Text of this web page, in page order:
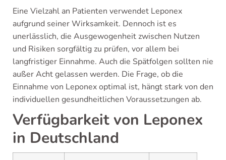
Eine Vielzahl an Patienten verwendet Leponex
aufgrund seiner Wirksamkeit. Dennoch ist es
unerlässlich, die Ausgewogenheit zwischen Nutzen
und Risiken sorgfältig zu prüfen, vor allem bei
langfristiger Einnahme. Auch die Spätfolgen sollten nie
außer Acht gelassen werden. Die Frage, ob die
Einnahme von Leponex optimal ist, hängt stark von den
individuellen gesundheitlichen Voraussetzungen ab.
Verfügbarkeit von Leponex
in Deutschland